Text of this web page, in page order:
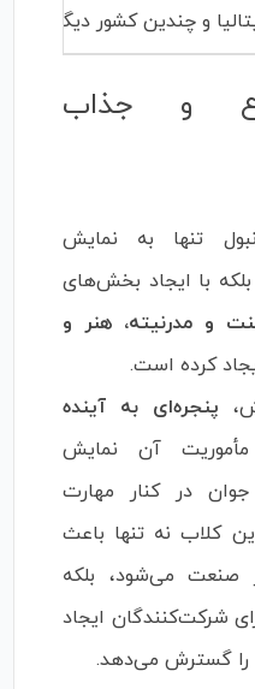
و چندین کشور دیگر
و جذاب
تنها به نمایش
با ایجاد بخش‌های
و مدرنیته، هنر و
کرده است.
پنجره‌ای به آینده
آن نمایش
جوان در کنار مهارت
کلاب نه تنها باعث
صنعت می‌شود، بلکه
شرکت‌کنندگان ایجاد
را گسترش می‌دهد.